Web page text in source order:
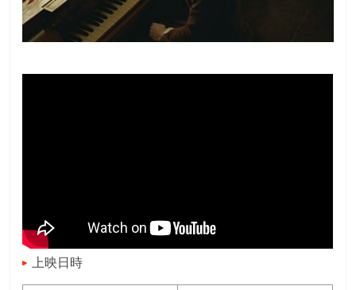
上映日時